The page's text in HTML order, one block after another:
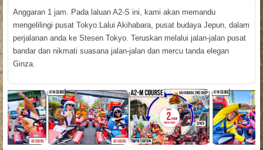
Anggaran 1 jam. Pada laluan A2-S ini, kami akan memandu
mengelilingi pusat Tokyo.Lalui Akihabara, pusat budaya Jepun, dalam
perjalanan anda ke Stesen Tokyo. Teruskan melalui jalan-jalan pusat
bandar dan nikmati suasana jalan-jalan dan mercu tanda elegan
Ginza.